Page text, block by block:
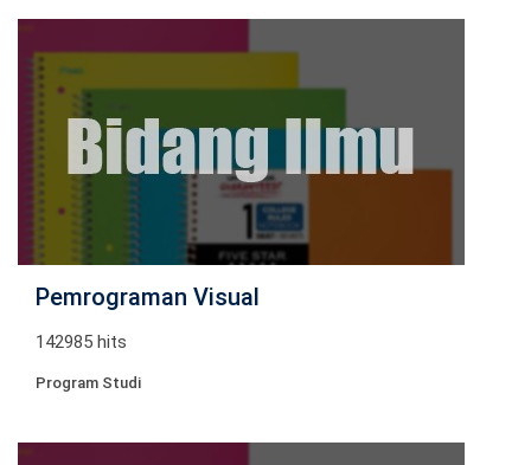
Pemrograman Visual
142985 hits
Program Studi